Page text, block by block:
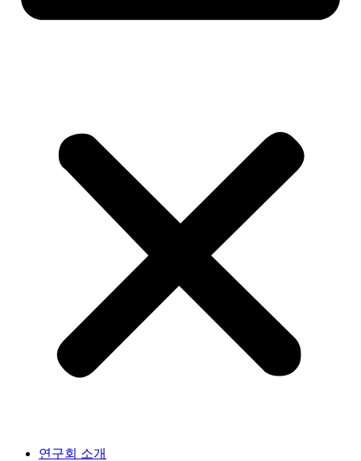
연구회 소개